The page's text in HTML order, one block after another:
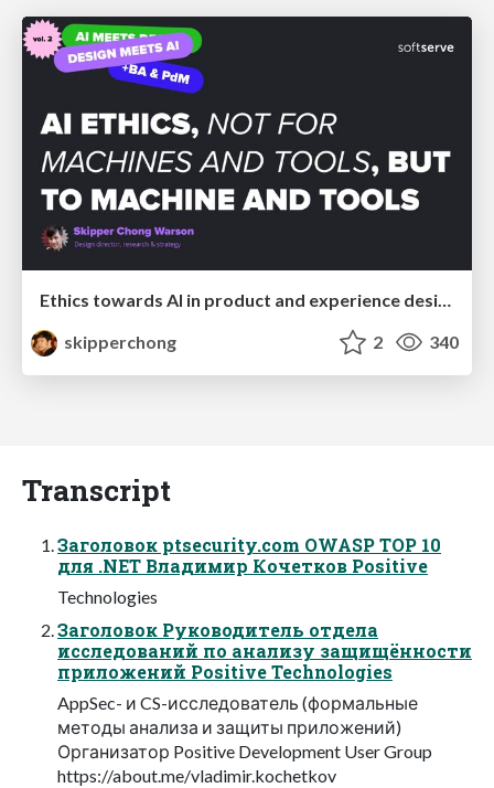
skipperchong
2 340
Transcript
Заголовок ptsecurity.com OWASP TOP 10
для .NET Владимир Кочетков Positive
Technologies
Заголовок Руководитель отдела
исследований по анализу защищённости
приложений Positive Technologies
AppSec- и CS-исследователь (формальные
методы анализа и защиты приложений)
Организатор Positive Development User Group
https://about.me/vladimir.kochetkov